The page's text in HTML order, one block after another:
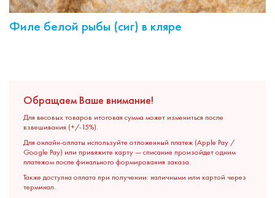
Филе белой рыбы (сиг) в кляре
Обращаем Ваше внимание!
Для весовых товаров итоговая сумма может измениться после
взвешивания (+/-15%).
Для онлайн-оплаты используйте отложенный платеж (Apple Pay /
Google Pay) или привяжите карту — списание произойдет одним
платежом после финального формирования заказа.
Также доступна оплата при получении: наличными или картой через
терминал.